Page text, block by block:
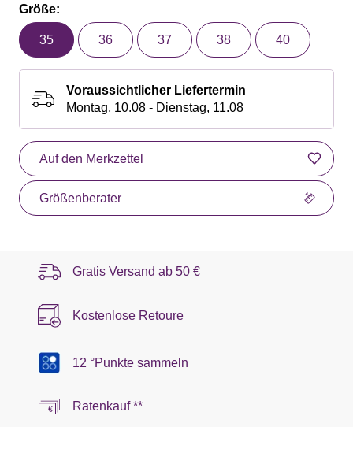
Größe:
35 36 37 38 40
Voraussichtlicher Liefertermin
Montag, 10.08 - Dienstag, 11.08
Auf den Merkzettel
Größenberater
Gratis Versand ab 50 €
Kostenlose Retoure
12 °Punkte sammeln
Ratenkauf **